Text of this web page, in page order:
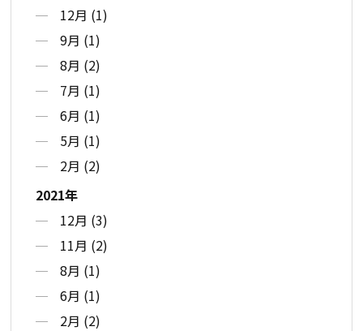
12月 (1)
9月 (1)
8月 (2)
7月 (1)
6月 (1)
5月 (1)
2月 (2)
2021年
12月 (3)
11月 (2)
8月 (1)
6月 (1)
2月 (2)